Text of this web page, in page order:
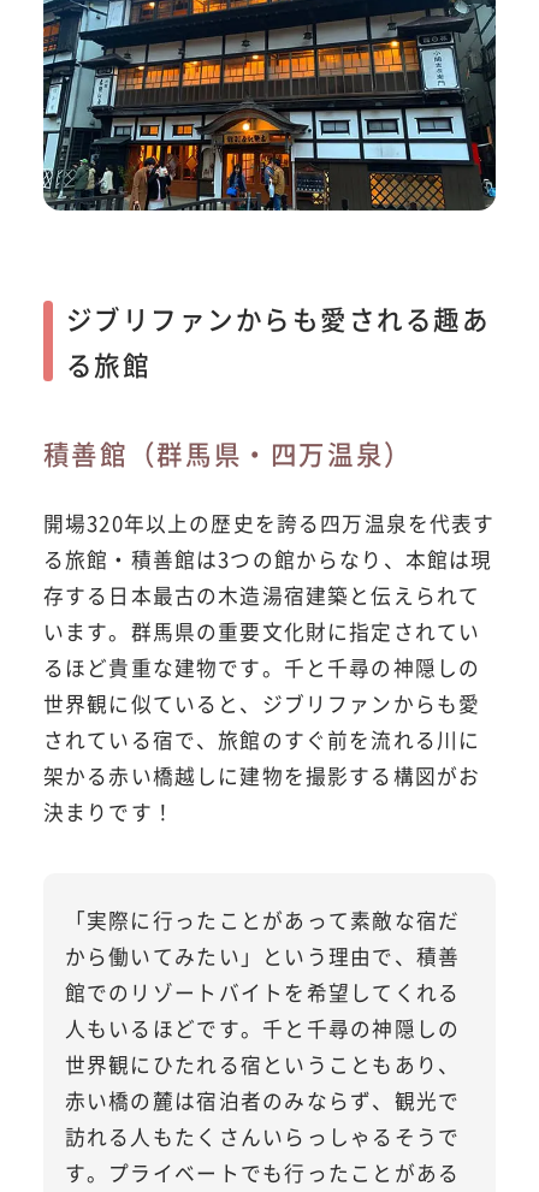
ジブリファンからも愛される趣あ
る旅館
積善館（群馬県・四万温泉）
開場320年以上の歴史を誇る四万温泉を代表す
る旅館・積善館は3つの館からなり、本館は現
存する日本最古の木造湯宿建築と伝えられて
います。群馬県の重要文化財に指定されてい
るほど貴重な建物です。千と千尋の神隠しの
世界観に似ていると、ジブリファンからも愛
されている宿で、旅館のすぐ前を流れる川に
架かる赤い橋越しに建物を撮影する構図がお
決まりです！
「実際に行ったことがあって素敵な宿だ
から働いてみたい」という理由で、積善
館でのリゾートバイトを希望してくれる
人もいるほどです。千と千尋の神隠しの
世界観にひたれる宿ということもあり、
赤い橋の麓は宿泊者のみならず、観光で
訪れる人もたくさんいらっしゃるそうで
す。プライベートでも行ったことがある